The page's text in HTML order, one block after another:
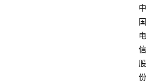
中
国
电
信
股
份